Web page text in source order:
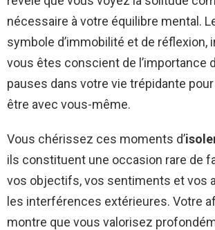
nécessaire à votre équilibre mental.
symbole d’immobilité et de réflexion,
vous êtes conscient de l’importance
pauses dans votre vie trépidante
être avec vous-même.
Vous chérissez ces moments d’
ils constituent une occasion rare de
vos objectifs, vos sentiments et vos
les interférences extérieures. Votre
montre que vous valorisez